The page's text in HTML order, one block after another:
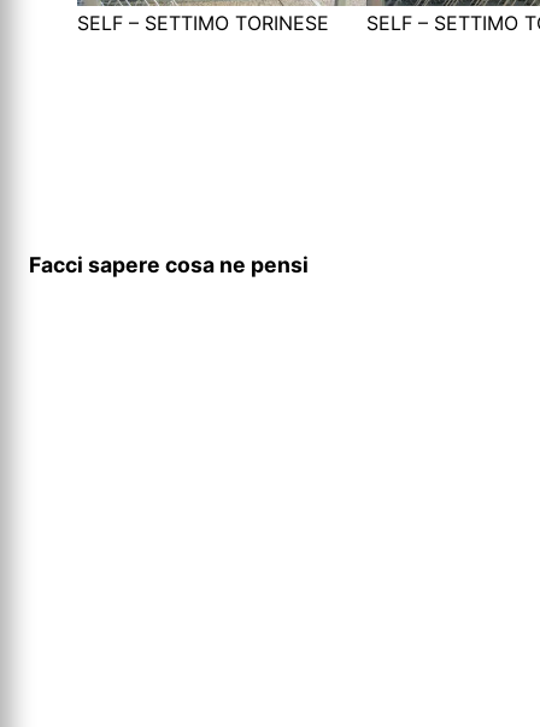
SELF – SETTIMO TORINESE SELF – SETTIMO
Facci sapere cosa ne pensi